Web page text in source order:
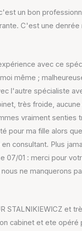
un bon
C'est une denrée
avec ce
même ;
l'autre spécialiste
très froide,
vraiment senties
pour ma fille alors
consultant. Plus
07/01 : merci pour
ne manquerons
STALNIKIEWICZ et
cabinet et ete opéré